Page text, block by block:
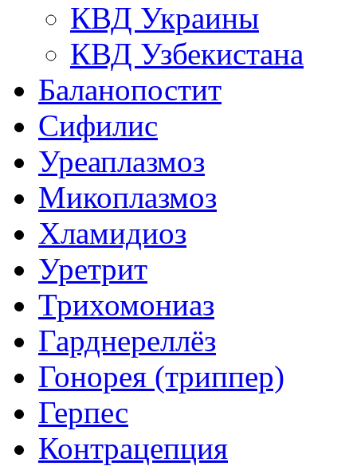
КВД Украины
КВД Узбекистана
Баланопостит
Сифилис
Уреаплазмоз
Микоплазмоз
Хламидиоз
Уретрит
Трихомониаз
Гарднереллёз
Гонорея (триппер)
Герпес
Контрацепция